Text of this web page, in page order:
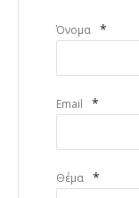
Όνομα *
Email *
Θέμα *